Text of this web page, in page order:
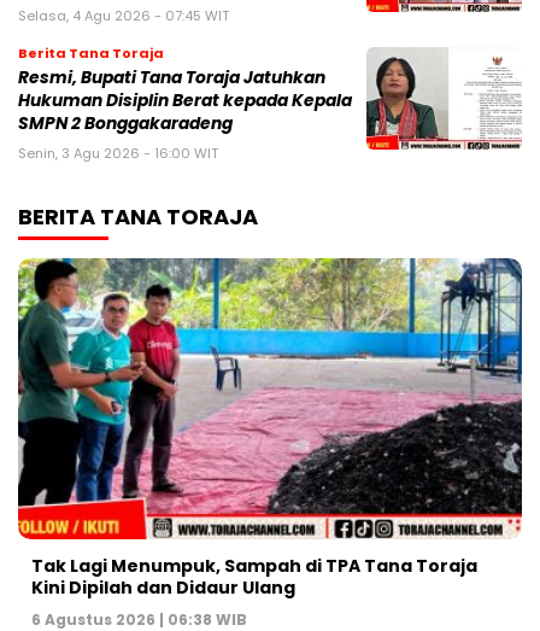
Selasa, 4 Agu 2026 - 07:45 WIT
Berita Tana Toraja
Resmi, Bupati Tana Toraja Jatuhkan
Hukuman Disiplin Berat kepada Kepala
SMPN 2 Bonggakaradeng
Senin, 3 Agu 2026 - 16:00 WIT
BERITA TANA TORAJA
Tak Lagi Menumpuk, Sampah di TPA Tana Toraja
Kini Dipilah dan Didaur Ulang
6 Agustus 2026 | 06:38 WIB